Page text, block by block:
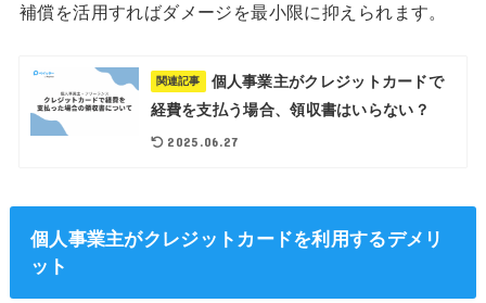
補償を活用すればダメージを最小限に抑えられます。
関連記事
個人事業主がクレジットカードで
経費を支払う場合、領収書はいらない？
2025.06.27
個人事業主がクレジットカードを利用するデメリ
ット